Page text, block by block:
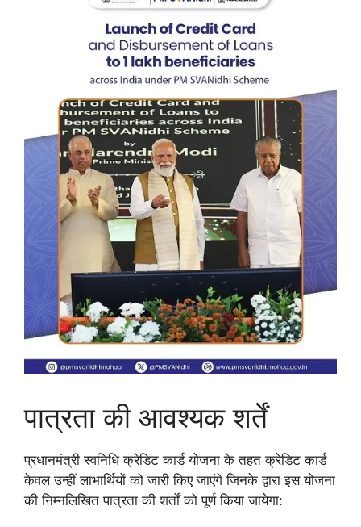
पात्रता की आवश्यक शर्तें
प्रधानमंत्री स्वनिधि क्रेडिट कार्ड योजना के तहत क्रेडिट कार्ड
केवल उन्हीं लाभार्थियों को जारी किए जाएंगे जिनके द्वारा इस योजना
की निम्नलिखित पात्रता की शर्तों को पूर्ण किया जायेगा: